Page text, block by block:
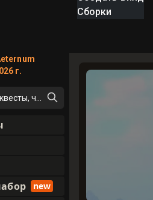
Сборки
г.
что угодно!
new